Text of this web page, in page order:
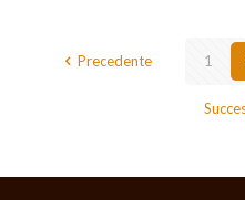
Precedente 1